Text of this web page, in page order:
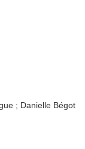
; Danielle Bégot